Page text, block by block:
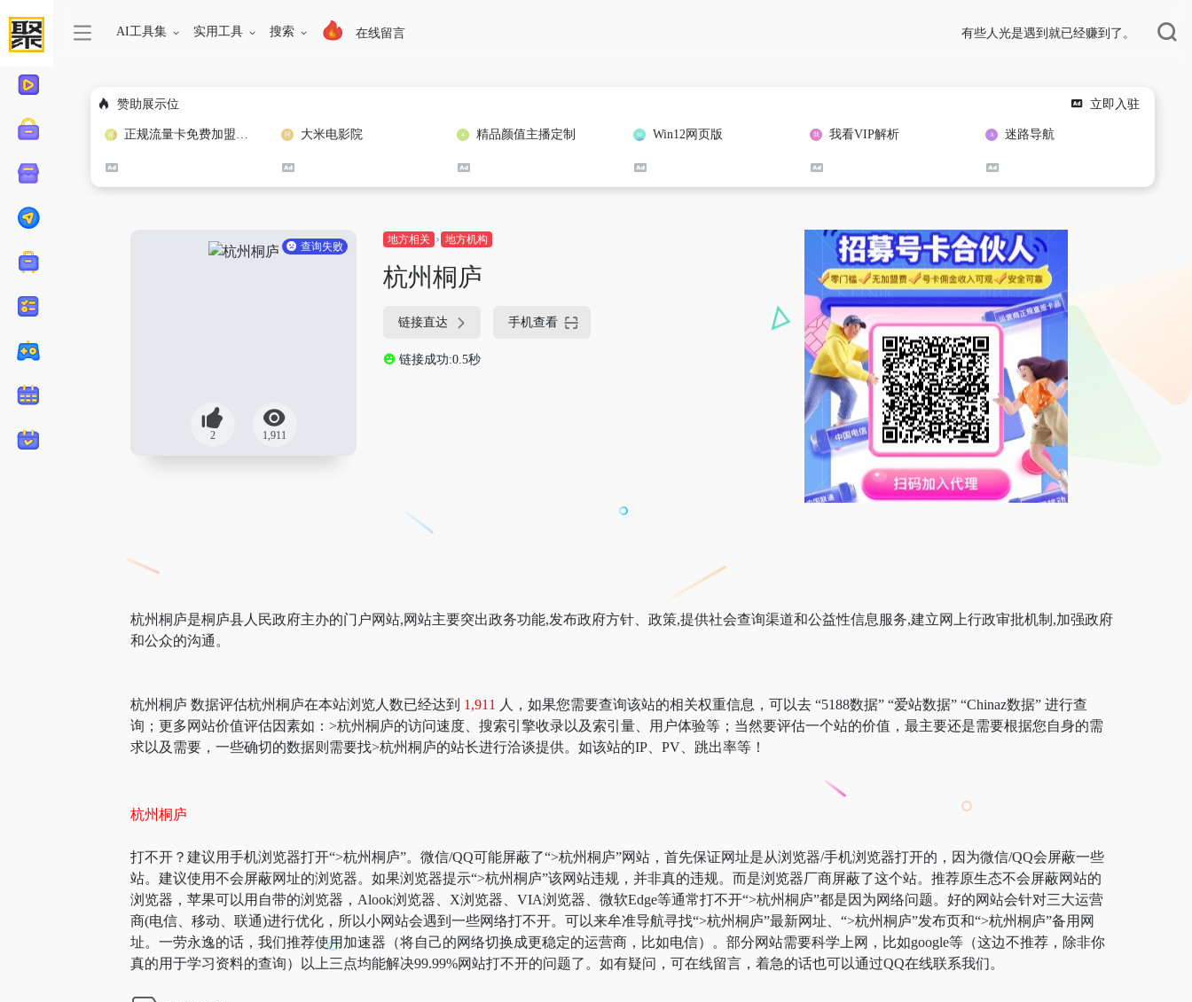
AI工具集 实用工具 搜索 在线留言 有些人光是遇到就已经赚到了。
赞助展示位 立即入驻
正规流量卡免费加盟合作 大米电影院 精品颜值主播定制 Win12网页版 我看VIP解析 迷路导航
查询失败
2 1,911
地方相关 地方机构
杭州桐庐
链接直达 手机查看
链接成功:0.5秒
杭州桐庐是桐庐县人民政府主办的门户网站,网站主要突出政务功能,发布政府方针、政策,提供社会查询渠道和公益性信息服务,建立网上行政审批机制,加强政府
和公众的沟通。
杭州桐庐 数据评估杭州桐庐在本站浏览人数已经达到 1,911 人，如果您需要查询该站的相关权重信息，可以去 “5188数据” “爱站数据” “Chinaz数据” 进行查
询；更多网站价值评估因素如：>杭州桐庐的访问速度、搜索引擎收录以及索引量、用户体验等；当然要评估一个站的价值，最主要还是需要根据您自身的需
求以及需要，一些确切的数据则需要找>杭州桐庐的站长进行洽谈提供。如该站的IP、PV、跳出率等！
杭州桐庐
打不开？建议用手机浏览器打开“>杭州桐庐”。微信/QQ可能屏蔽了“>杭州桐庐”网站，首先保证网址是从浏览器/手机浏览器打开的，因为微信/QQ会屏蔽一些
站。建议使用不会屏蔽网址的浏览器。如果浏览器提示“>杭州桐庐”该网站违规，并非真的违规。而是浏览器厂商屏蔽了这个站。推荐原生态不会屏蔽网站的
浏览器，苹果可以用自带的浏览器，Alook浏览器、X浏览器、VIA浏览器、微软Edge等通常打不开“>杭州桐庐”都是因为网络问题。好的网站会针对三大运营
商(电信、移动、联通)进行优化，所以小网站会遇到一些网络打不开。可以来牟准导航寻找“>杭州桐庐”最新网址、“>杭州桐庐”发布页和“>杭州桐庐”备用网
址。一劳永逸的话，我们推荐使用加速器（将自己的网络切换成更稳定的运营商，比如电信）。部分网站需要科学上网，比如google等（这边不推荐，除非你
真的用于学习资料的查询）以上三点均能解决99.99%网站打不开的问题了。如有疑问，可在线留言，着急的话也可以通过QQ在线联系我们。